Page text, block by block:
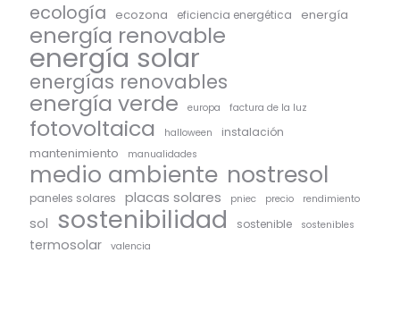
ecología ecozona eficiencia energética energía
energía renovable
energía solar
energías renovables
energía verde europa factura de la luz
fotovoltaica halloween instalación
mantenimiento manualidades
medio ambiente nostresol
paneles solares placas solares pniec precio rendimiento
sol sostenibilidad sostenible sostenibles
termosolar valencia